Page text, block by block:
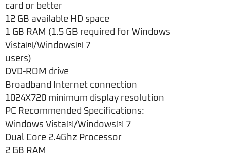
card or better
12 GB available HD space
1 GB RAM (1.5 GB required for Windows
Vista®/Windows® 7
users)
DVD-ROM drive
Broadband Internet connection
1024X720 minimum display resolution
PC Recommended Specifications:
Windows Vista®/Windows® 7
Dual Core 2.4Ghz Processor
2 GB RAM